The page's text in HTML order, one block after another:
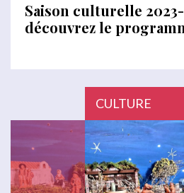
Saison culturelle
découvrez le
CULTURE